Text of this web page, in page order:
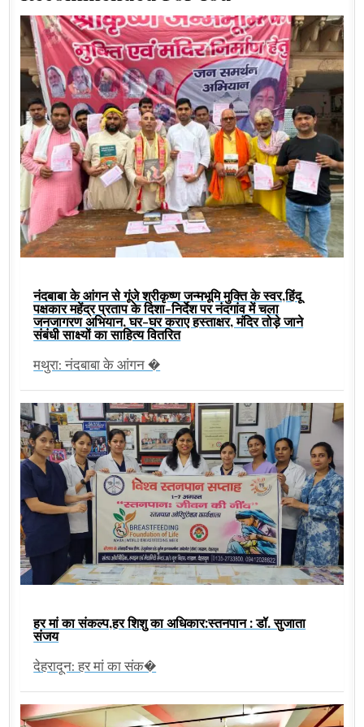
नंदबाबा के आंगन से गूंजे श्रीकृष्ण जन्मभूमि मुक्ति के स्वर,हिंदू
पक्षकार महेंद्र प्रताप के दिशा-निर्देश पर नंदगांव में चला
जनजागरण अभियान, घर-घर कराए हस्ताक्षर, मंदिर तोड़े जाने
संबंधी साक्ष्यों का साहित्य वितरित
मथुरा: नंदबाबा के आंगन �
हर मां का संकल्प,हर शिशु का अधिकार:स्तनपान : डॉ. सुजाता
संजय
देहरादून: हर मां का संक�